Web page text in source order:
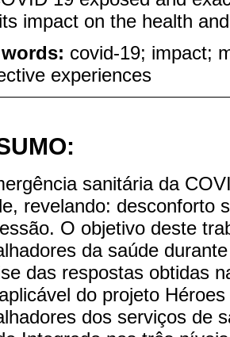
impact on the health
covid-19; impact;
experiences
sanitária da
revelando: desconforto
O objetivo deste
da saúde
das respostas obtidas
do projeto
dos serviços de